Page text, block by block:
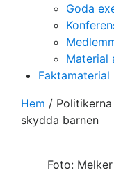
Goda
Material
Faktamaterial
Hem /
skydda barnen
Foto: